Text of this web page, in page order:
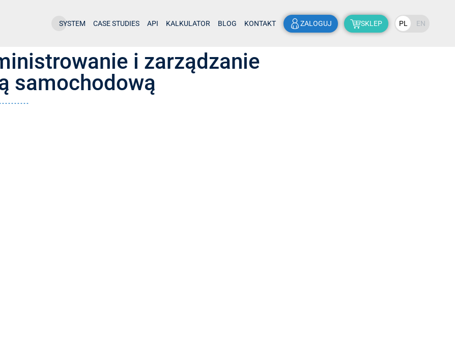
SYSTEM CASE STUDIES API KALKULATOR BLOG KONTAKT ZALOGUJ SKLEP PL EN
i zarządzanie
samochodową